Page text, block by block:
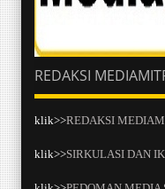
REDAKSI
klik>>REDAKSI
klik>>SIRKULASI DAN